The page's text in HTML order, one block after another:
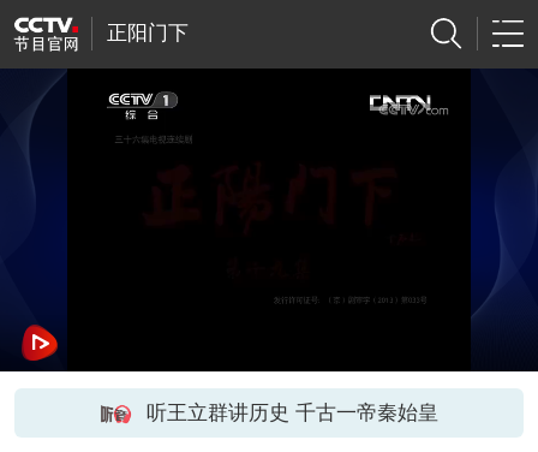
正阳门下
听王立群讲历史 千古一帝秦始皇